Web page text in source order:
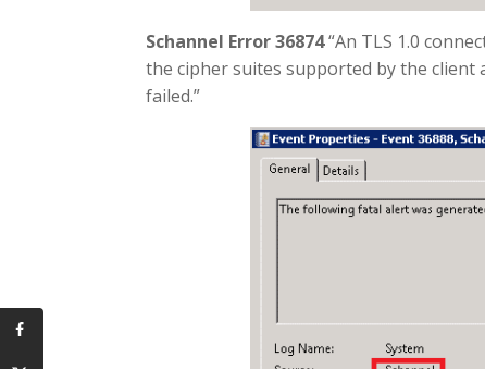
Schannel Error 36874“An TLS 1.0
the cipher suites supported by the client
failed.”